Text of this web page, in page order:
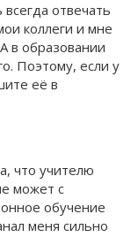
отвечать
коллеги и мне
в образовании
Поэтому, если у
её в
что учителю
может с
обучение
меня сильно